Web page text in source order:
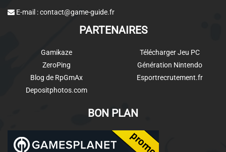
E-mail :contact@game-guide.fr
PARTENAIRES
Gamikaze
ZeroPing
Blog de RpGmAx
Depositphotos.com
Télécharger Jeu PC
Génération Nintendo
Esportrecrutement.fr
BON PLAN